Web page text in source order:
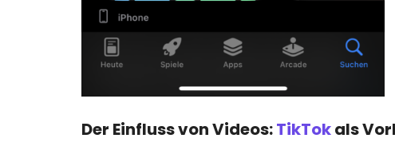
Der Einfluss von Videos:TikTokals